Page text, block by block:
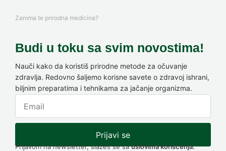
Zanima te prirodna medicina?
Budi u toku sa svim novostima!
Nauči kako da koristiš prirodne metode za očuvanje
zdravlja. Redovno šaljemo korisne savete o zdravoj ishrani,
biljnim preparatima i tehnikama za jačanje organizma.
Prijavi se
Prijavom na newsletter, slažeš se sauslovima korišćenja.